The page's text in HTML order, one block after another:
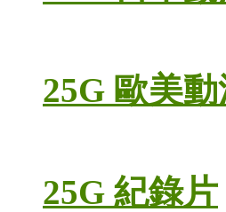
25G 歐美
25G 紀錄片